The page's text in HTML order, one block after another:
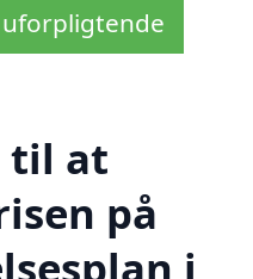
til at
på
i